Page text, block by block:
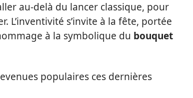
au-delà du lancer classique, pour
L’inventivité s’invite à la fête, portée
à la symbolique du bouquet
populaires ces dernières